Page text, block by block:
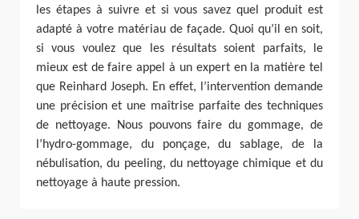
les étapes à suivre et si vous savez quel produit est
adapté à votre matériau de façade. Quoi qu’il en soit,
si vous voulez que les résultats soient parfaits, le
mieux est de faire appel à un expert en la matière tel
que Reinhard Joseph. En effet, l’intervention demande
une précision et une maîtrise parfaite des techniques
de nettoyage. Nous pouvons faire du gommage, de
l’hydro-gommage, du ponçage, du sablage, de la
nébulisation, du peeling, du nettoyage chimique et du
nettoyage à haute pression.